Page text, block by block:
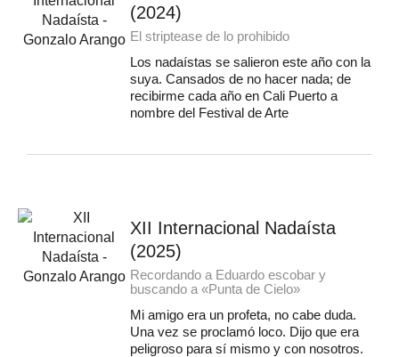
(2024)
El striptease de lo prohibido
Los nadaístas se salieron este año con la
suya. Cansados de no hacer nada; de
recibirme cada año en Cali Puerto a
nombre del Festival de Arte
XII Internacional Nadaísta
(2025)
Recordando a Eduardo escobar y
buscando a «Punta de Cielo»
Mi amigo era un profeta, no cabe duda.
Una vez se proclamó loco. Dijo que era
peligroso para sí mismo y con nosotros.